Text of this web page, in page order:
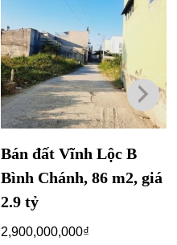
Bán đất Vĩnh Lộc B
Bình Chánh, 86 m2, giá
2.9 tỷ
2,900,000,000₫